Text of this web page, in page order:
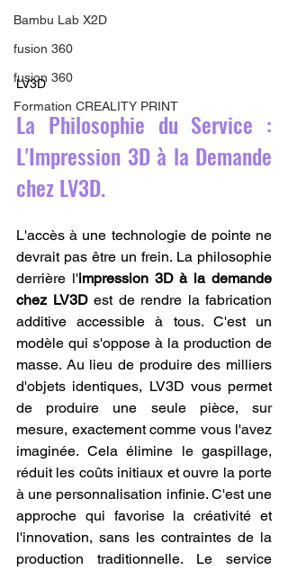
Bambu Lab X2D
fusion 360
fusion 360
Formation CREALITY PRINT
LV3D
La Philosophie du Service :
L'Impression 3D à la Demande
chez LV3D.
L'accès à une technologie de pointe ne
devrait pas être un frein. La philosophie
derrière l'impression 3D à la demande
chez LV3D est de rendre la fabrication
additive accessible à tous. C'est un
modèle qui s'oppose à la production de
masse. Au lieu de produire des milliers
d'objets identiques, LV3D vous permet
de produire une seule pièce, sur
mesure, exactement comme vous l'avez
imaginée. Cela élimine le gaspillage,
réduit les coûts initiaux et ouvre la porte
à une personnalisation infinie. C'est une
approche qui favorise la créativité et
l'innovation, sans les contraintes de la
production traditionnelle. Le service